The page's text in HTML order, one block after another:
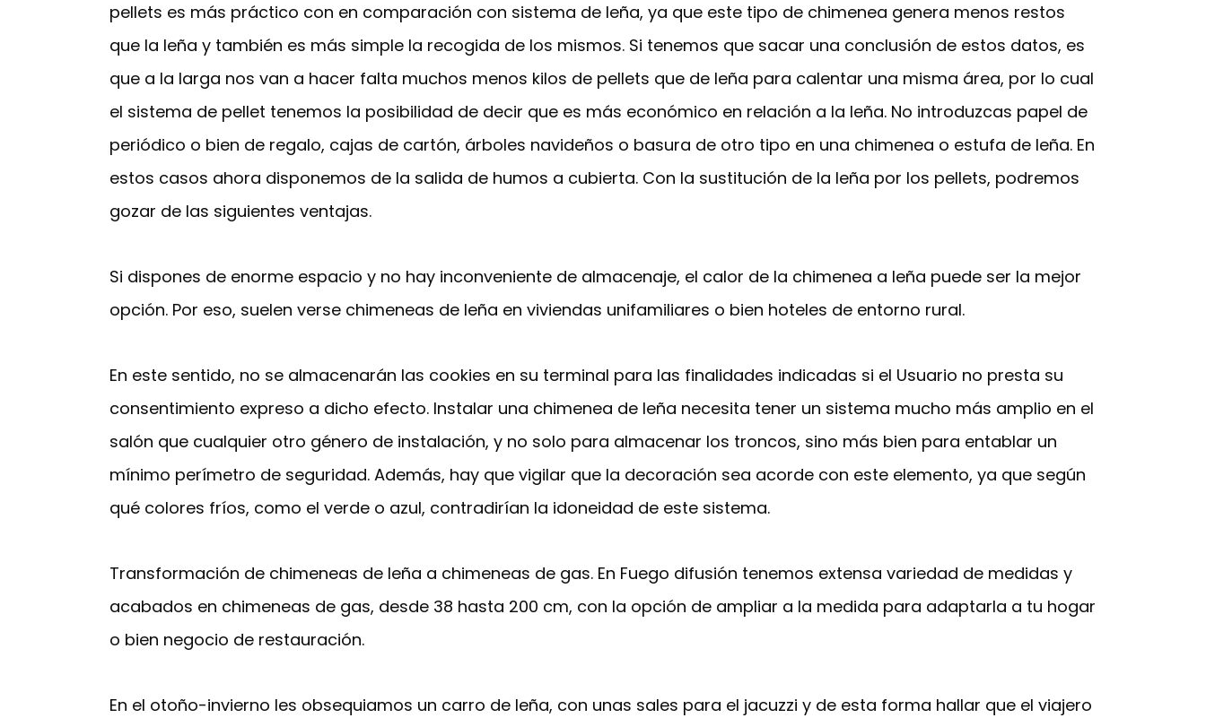
pellets es más práctico con en comparación con sistema de leña, ya que este tipo de chimenea genera menos restos
que la leña y también es más simple la recogida de los mismos. Si tenemos que sacar una conclusión de estos datos, es
que a la larga nos van a hacer falta muchos menos kilos de pellets que de leña para calentar una misma área, por lo cual
el sistema de pellet tenemos la posibilidad de decir que es más económico en relación a la leña. No introduzcas papel de
periódico o bien de regalo, cajas de cartón, árboles navideños o basura de otro tipo en una chimenea o estufa de leña. En
estos casos ahora disponemos de la salida de humos a cubierta. Con la sustitución de la leña por los pellets, podremos
gozar de las siguientes ventajas.
Si dispones de enorme espacio y no hay inconveniente de almacenaje, el calor de la chimenea a leña puede ser la mejor
opción. Por eso, suelen verse chimeneas de leña en viviendas unifamiliares o bien hoteles de entorno rural.
En este sentido, no se almacenarán las cookies en su terminal para las finalidades indicadas si el Usuario no presta su
consentimiento expreso a dicho efecto. Instalar una chimenea de leña necesita tener un sistema mucho más amplio en el
salón que cualquier otro género de instalación, y no solo para almacenar los troncos, sino más bien para entablar un
mínimo perímetro de seguridad. Además, hay que vigilar que la decoración sea acorde con este elemento, ya que según
qué colores fríos, como el verde o azul, contradirían la idoneidad de este sistema.
Transformación de chimeneas de leña a chimeneas de gas. En Fuego difusión tenemos extensa variedad de medidas y
acabados en chimeneas de gas, desde 38 hasta 200 cm, con la opción de ampliar a la medida para adaptarla a tu hogar
o bien negocio de restauración.
En el otoño-invierno les obsequiamos un carro de leña, con unas sales para el jacuzzi y de esta forma hallar que el viajero